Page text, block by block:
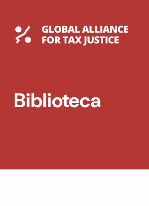
contenidoGlobal Tax Justice
DROPDOWN
Biblioteca